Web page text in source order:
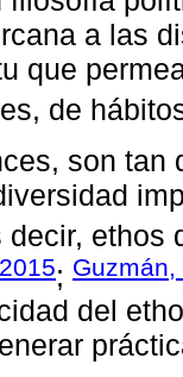
a las
que
de
son
ethos
; Guzmán,
del